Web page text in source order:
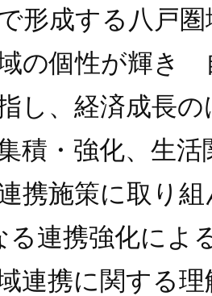
形成する八戸
の個性が輝き
し、経済成長
積・強化、生
携施策に取り
る連携強化によ
連携に関する